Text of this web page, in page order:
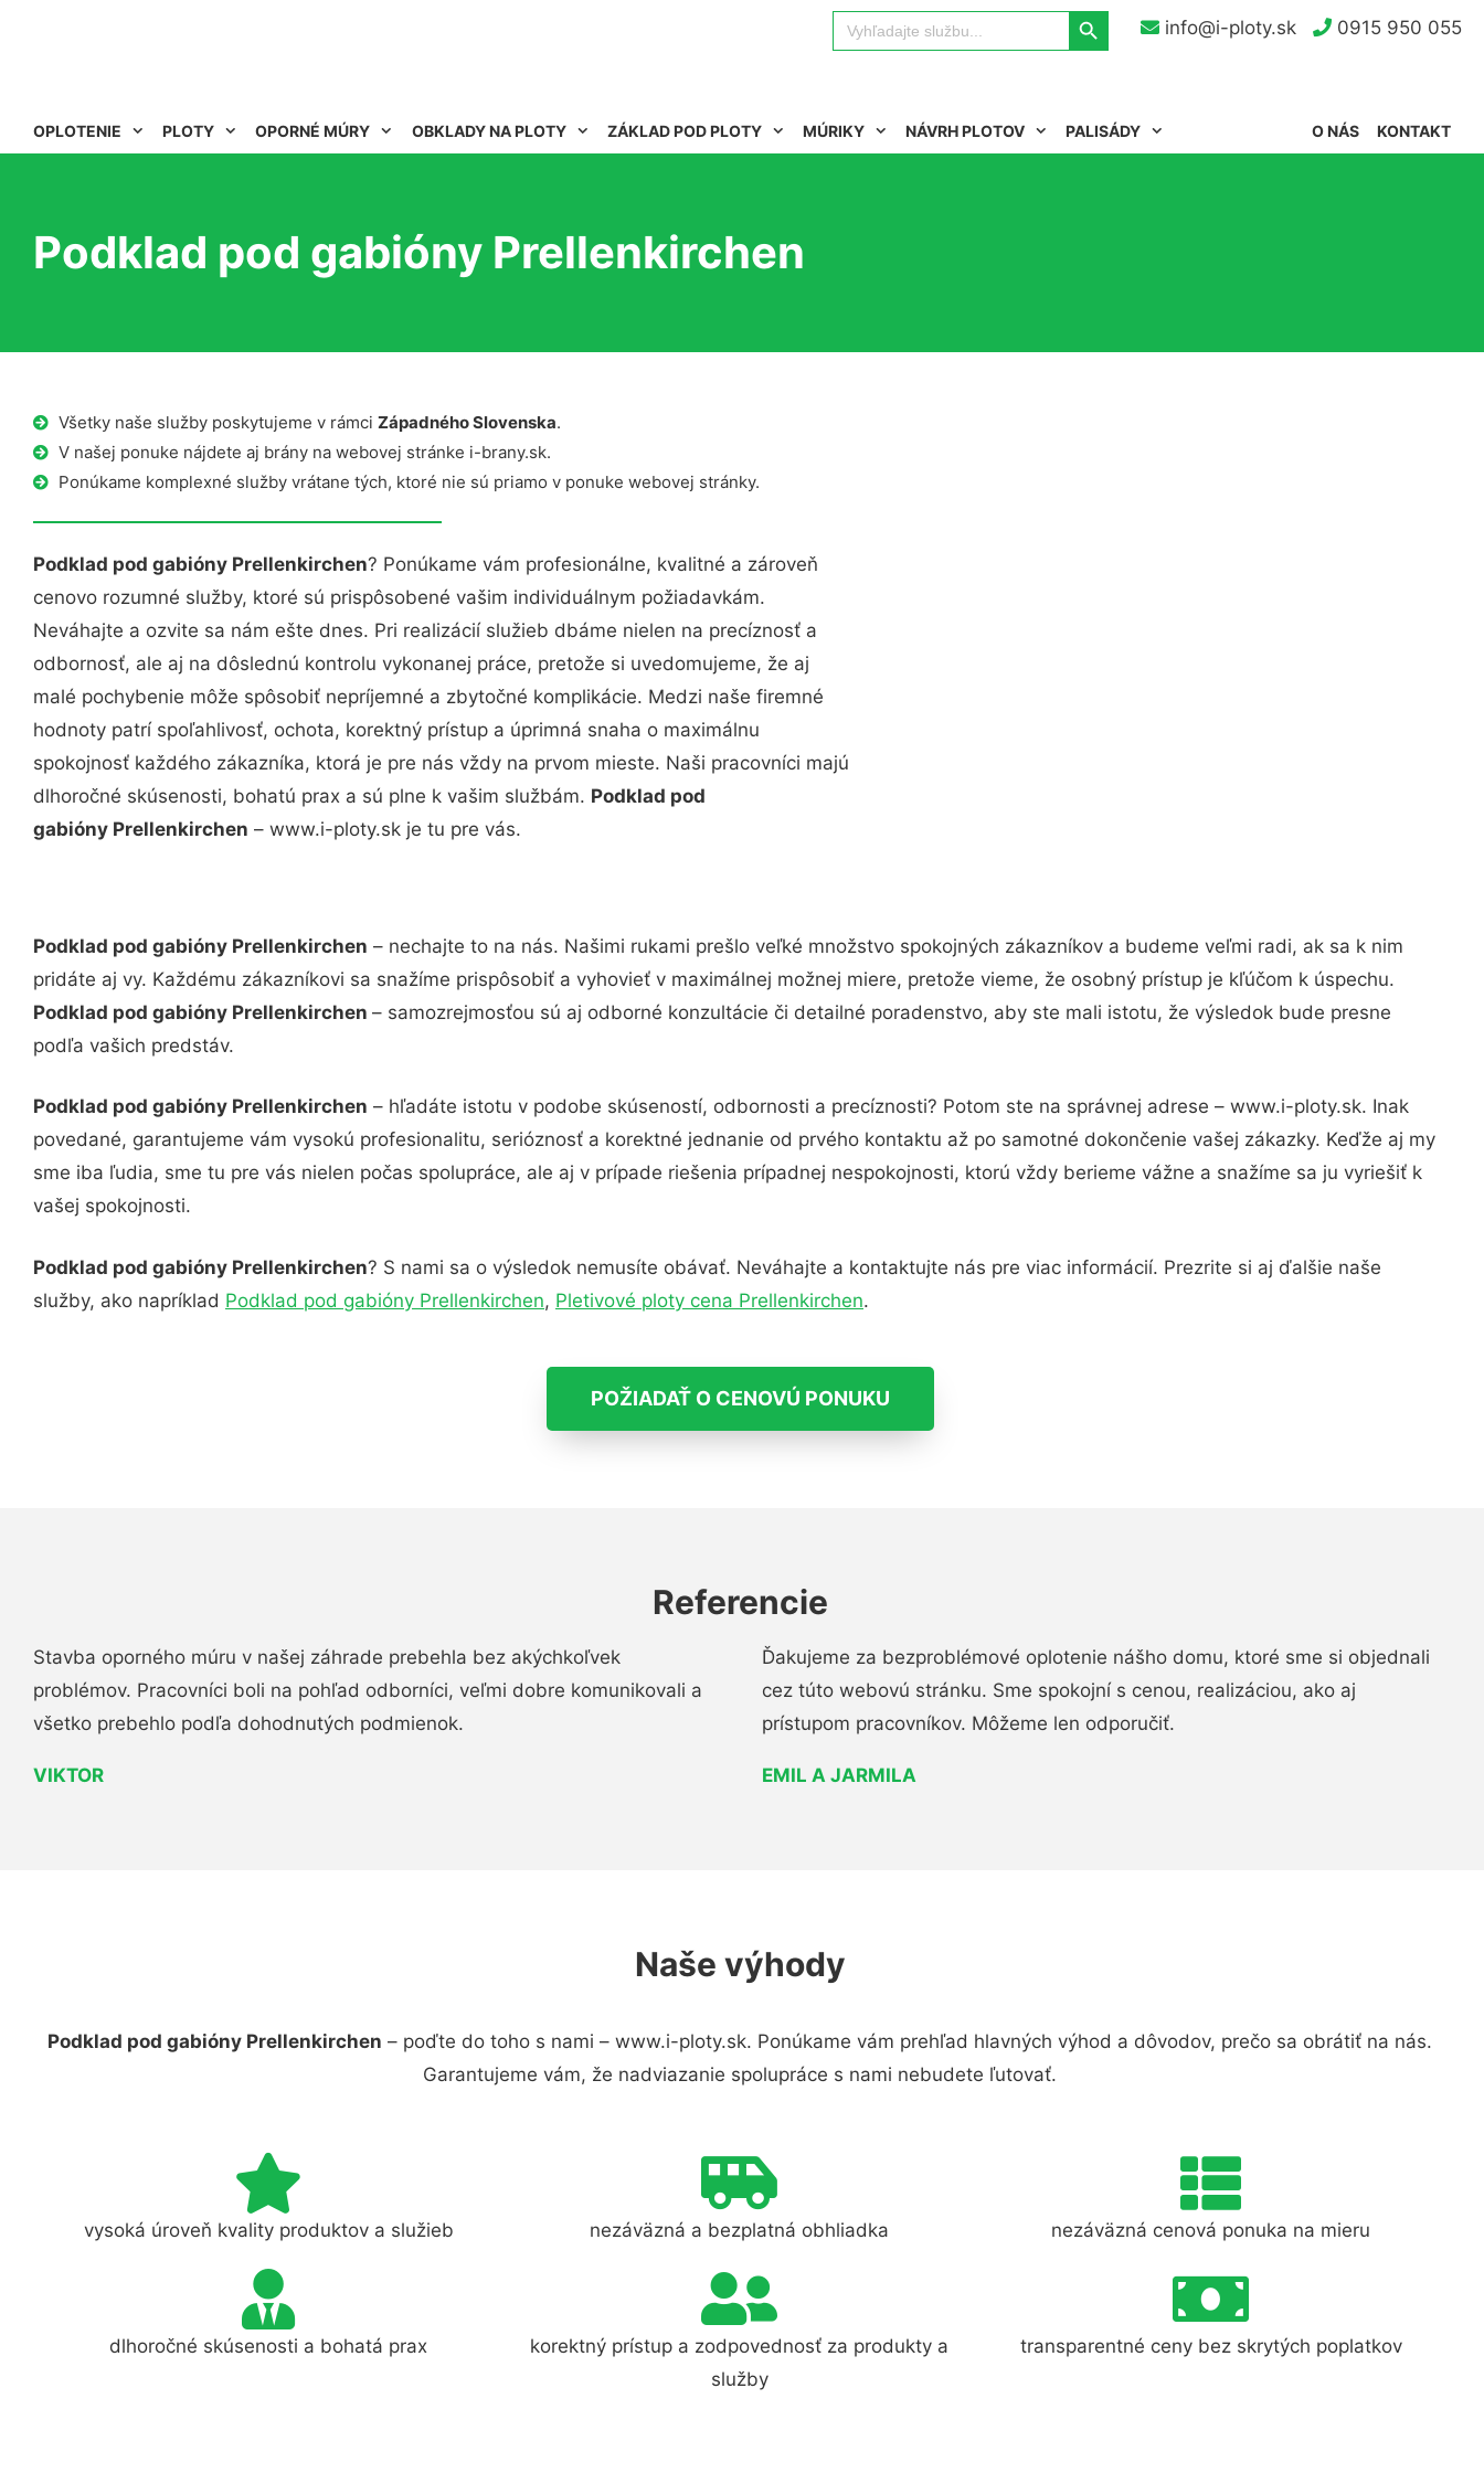
info@i-ploty.sk 0915 950 055
Search
for:
Search Button
OPLOTENIE PLOTY OPORNÉ MÚRY OBKLADY NA PLOTY ZÁKLAD POD PLOTY MÚRIKY NÁVRH PLOTOV PALISÁDY KONTAKT
O NÁS
Podklad pod gabióny Prellenkirchen
Všetky naše služby poskytujeme v rámci Západného Slovenska.
V našej ponuke nájdete aj brány na webovej stránke i-brany.sk.
Ponúkame komplexné služby vrátane tých, ktoré nie sú priamo v ponuke webovej stránky.
Podklad pod gabióny Prellenkirchen? Ponúkame vám profesionálne, kvalitné a zároveň
cenovo rozumné služby, ktoré sú prispôsobené vašim individuálnym požiadavkám.
Neváhajte a ozvite sa nám ešte dnes. Pri realizácií služieb dbáme nielen na precíznosť a
odbornosť, ale aj na dôslednú kontrolu vykonanej práce, pretože si uvedomujeme, že aj
malé pochybenie môže spôsobiť nepríjemné a zbytočné komplikácie. Medzi naše firemné
hodnoty patrí spoľahlivosť, ochota, korektný prístup a úprimná snaha o maximálnu
spokojnosť každého zákazníka, ktorá je pre nás vždy na prvom mieste. Naši pracovníci majú
dlhoročné skúsenosti, bohatú prax a sú plne k vašim službám. Podklad pod
gabióny Prellenkirchen – www.i-ploty.sk je tu pre vás.
Podklad pod gabióny Prellenkirchen – nechajte to na nás. Našimi rukami prešlo veľké množstvo spokojných zákazníkov a budeme veľmi radi, ak sa k nim
pridáte aj vy. Každému zákazníkovi sa snažíme prispôsobiť a vyhovieť v maximálnej možnej miere, pretože vieme, že osobný prístup je kľúčom k úspechu.
Podklad pod gabióny Prellenkirchen – samozrejmosťou sú aj odborné konzultácie či detailné poradenstvo, aby ste mali istotu, že výsledok bude presne
podľa vašich predstáv.
Podklad pod gabióny Prellenkirchen – hľadáte istotu v podobe skúseností, odbornosti a precíznosti? Potom ste na správnej adrese – www.i-ploty.sk. Inak
povedané, garantujeme vám vysokú profesionalitu, serióznosť a korektné jednanie od prvého kontaktu až po samotné dokončenie vašej zákazky. Keďže aj my
sme iba ľudia, sme tu pre vás nielen počas spolupráce, ale aj v prípade riešenia prípadnej nespokojnosti, ktorú vždy berieme vážne a snažíme sa ju vyriešiť k
vašej spokojnosti.
Podklad pod gabióny Prellenkirchen? S nami sa o výsledok nemusíte obávať. Neváhajte a kontaktujte nás pre viac informácií. Prezrite si aj ďalšie naše
služby, ako napríklad Podklad pod gabióny Prellenkirchen, Pletivové ploty cena Prellenkirchen.
POŽIADAŤ O CENOVÚ PONUKU
Referencie
Stavba oporného múru v našej záhrade prebehla bez akýchkoľvek
problémov. Pracovníci boli na pohľad odborníci, veľmi dobre komunikovali a
všetko prebehlo podľa dohodnutých podmienok.
VIKTOR
Ďakujeme za bezproblémové oplotenie nášho domu, ktoré sme si objednali
cez túto webovú stránku. Sme spokojní s cenou, realizáciou, ako aj
prístupom pracovníkov. Môžeme len odporučiť.
EMIL A JARMILA
Naše výhody
Podklad pod gabióny Prellenkirchen – poďte do toho s nami – www.i-ploty.sk. Ponúkame vám prehľad hlavných výhod a dôvodov, prečo sa obrátiť na nás.
Garantujeme vám, že nadviazanie spolupráce s nami nebudete ľutovať.
vysoká úroveň kvality produktov a služieb nezáväzná a bezplatná obhliadka nezáväzná cenová ponuka na mieru
dlhoročné skúsenosti a bohatá prax
korektný prístup a zodpovednosť za produkty a
služby
transparentné ceny bez skrytých poplatkov